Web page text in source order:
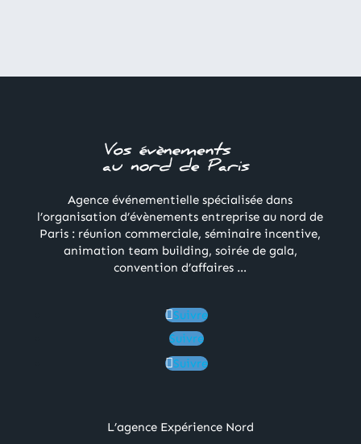
Agence événementielle spécialisée dans
l’organisation d’évènements entreprise au nord de
Paris : réunion commerciale, séminaire incentive,
animation team building, soirée de gala,
convention d’affaires …
Suivre
Suivre
Suivre
L’agence Expérience Nord